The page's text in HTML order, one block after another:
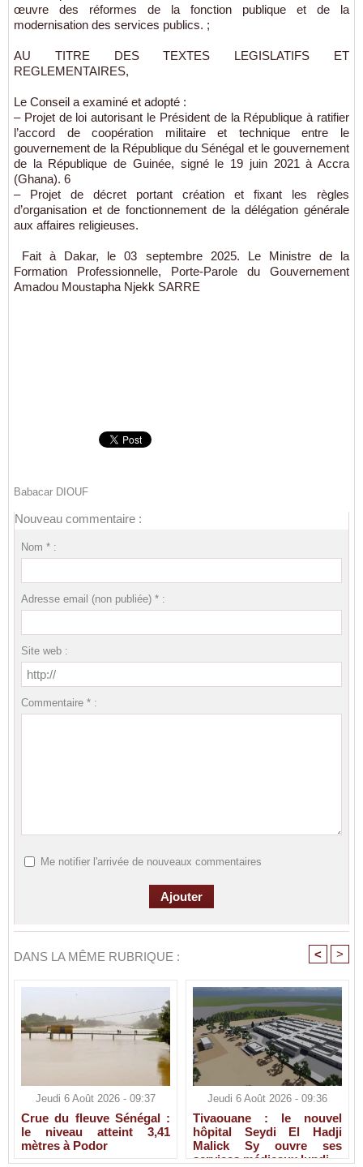
œuvre des réformes de la fonction publique et de la
modernisation des services publics. ;
AU TITRE DES TEXTES LEGISLATIFS ET
REGLEMENTAIRES,
Le Conseil a examiné et adopté :
– Projet de loi autorisant le Président de la République à ratifier
l’accord de coopération militaire et technique entre le
gouvernement de la République du Sénégal et le gouvernement
de la République de Guinée, signé le 19 juin 2021 à Accra
(Ghana). 6
– Projet de décret portant création et fixant les règles
d’organisation et de fonctionnement de la délégation générale
aux affaires religieuses.
Fait à Dakar, le 03 septembre 2025. Le Ministre de la
Formation Professionnelle, Porte-Parole du Gouvernement
Amadou Moustapha Njekk SARRE
Babacar DIOUF
Nouveau commentaire :
Nom * :
Adresse email (non publiée) * :
Site web :
Commentaire * :
Me notifier l'arrivée de nouveaux commentaires
DANS LA MÊME RUBRIQUE : < >
Jeudi 6 Août 2026 - 09:37
Crue du fleuve Sénégal :
le niveau atteint 3,41
mètres à Podor
Jeudi 6 Août 2026 - 09:36
Tivaouane : le nouvel
hôpital Seydi El Hadji
Malick Sy ouvre ses
services médicaux lundi